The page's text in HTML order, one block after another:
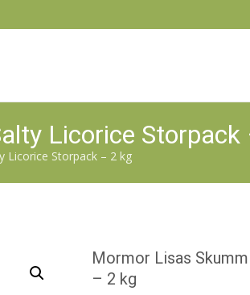
Licorice Storpack
Licorice Storpack – 2 kg
Mormor Lisas
– 2 kg